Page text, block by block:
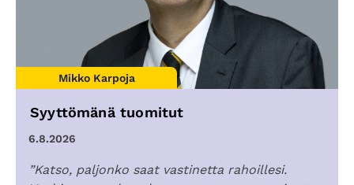
Mikko Karpoja
Syyttömänä tuomitut
6.8.2026
”Katso, paljonko saat vastinetta rahoillesi.